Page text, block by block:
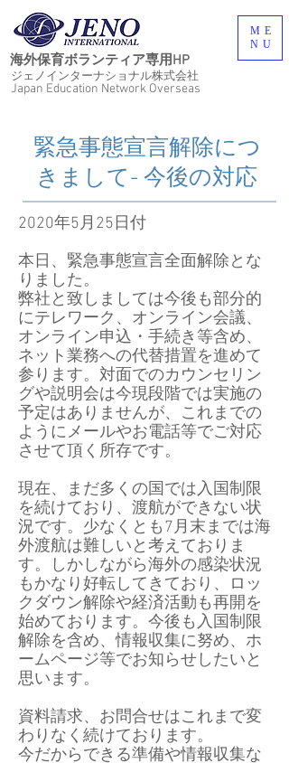
海外保育ボランティア専用HP
ME
NU
ジェノインターナショナル株式会社
Japan Education Network Overseas
​緊急事態宣言解除につ
きまして- 今後の対応
2020年5月25日付
本日、緊急事態宣言全面解除とな
りました。
弊社と致しましては今後も部分的
にテレワーク、オンライン会議、
オンライン申込・手続き等含め、
ネット業務への代替措置を進めて
参ります。対面でのカウンセリン
グや説明会は今現段階では実施の
予定はありませんが、これまでの
ようにメールやお電話等でご対応
させて頂く所存です。
現在、まだ多くの国では入国制限
を続けており、渡航ができない状
況です。少なくとも7月末までは海
外渡航は難しいと考えておりま
す。​しかしながら海外の感染状況
もかなり好転してきており、ロッ
クダウン解除や経済活動も再開を
始めております。今後も入国制限
解除を含め、情報収集に努め、ホ
ームページ等でお知らせしたいと
思います。
資料請求、お問合せはこれまで変
わりなく続けております。
今だからできる準備や情報収集な